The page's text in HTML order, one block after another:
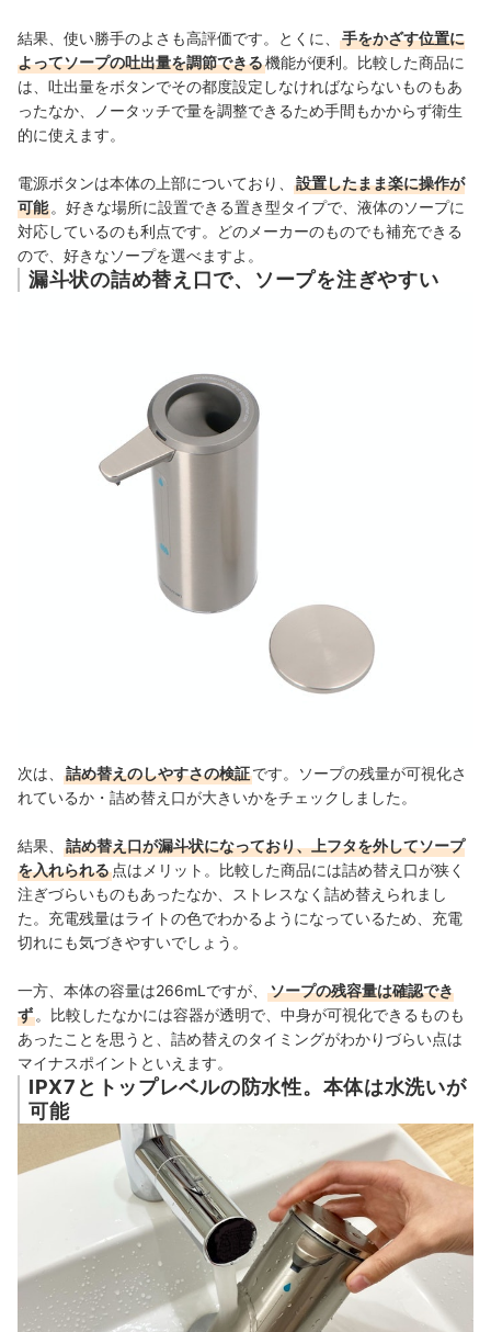
結果、使い勝手のよさも高評価です。とくに、
手をかざす位置に
よってソープの吐出量を調節できる機能が便利。比較した商品に
は、吐出量をボタンでその都度設定しなければならないものもあ
ったなか、ノータッチで量を調整できるため手間もかからず衛生
的に使えます。
電源ボタンは本体の上部についており、
設置したまま楽に操作が
可能 。好きな場所に設置できる置き型タイプで、液体のソープに
対応しているのも利点です。どのメーカーのものでも補充できる
ので、好きなソープを選べますよ。
漏斗状の詰め替え口で、ソープを注ぎやすい
次は、 詰め替えのしやすさの検証です。ソープの残量が可視化さ
れているか・詰め替え口が大きいかをチェックしました。
結果、
詰め替え口が漏斗状になっており、上フタを外してソープ
を入れられる 点はメリット。比較した商品には詰め替え口が狭く
注ぎづらいものもあったなか、ストレスなく 詰め替えられまし
た。充電残量はライトの色でわかるようになっているため、充電
切れにも気づきやすいでしょう。
一方、本体の容量は266mLですが、
ソープの残容量は確認でき
ず 。比較したなかには容器が透明で、中身が可視化できるものも
あったことを思うと、詰め替えのタイミングがわかりづらい点は
マイナスポイントといえます。
IPX7とトップレベルの防水性。本体は水洗いが
可能